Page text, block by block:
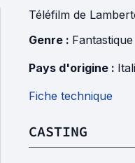
Téléfilm de
Genre : Fantastique
Pays d'origine :
Fiche technique
CASTING